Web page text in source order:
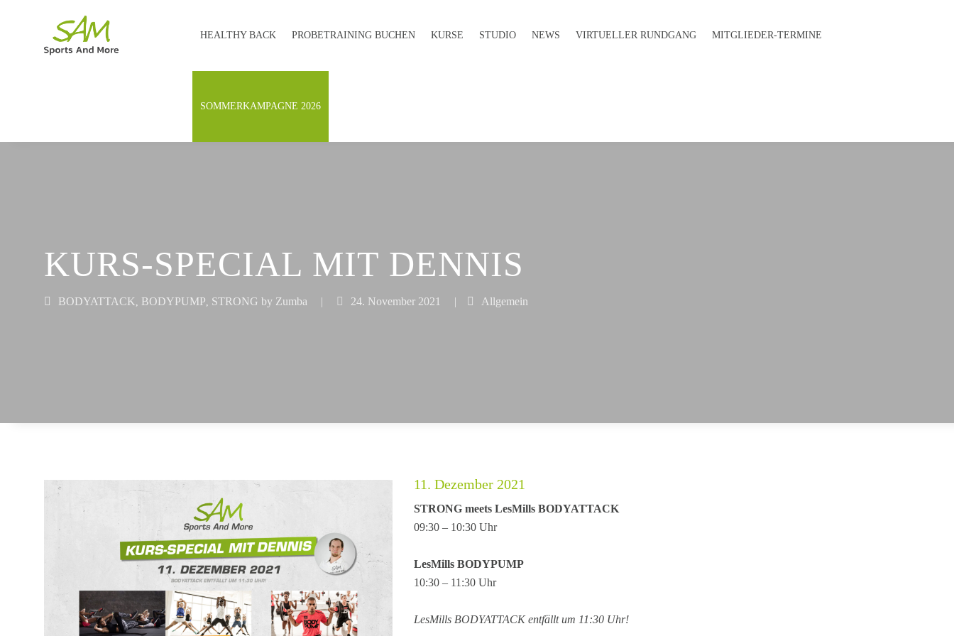
HEALTHY BACK PROBE­TRAINING BUCHEN KURSE STUDIO NEWS VIRTUELLER RUND­GANG MITGLIEDER-TERMINE
SOMMERKAMPAGNE 2026
KURS-SPECIAL MIT DENNIS
BODYATTACK , BODYPUMP, STRONG by Zumba | 24. November 2021 | Allgemein
11. Dezember 2021
STRONG meets LesMills BODYATTACK
09:30 – 10:30 Uhr
LesMills BODYPUMP
10:30 – 11:30 Uhr
LesMills BODYATTACK entfällt um 11:30 Uhr!